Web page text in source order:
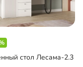
стол Лесама-2.3